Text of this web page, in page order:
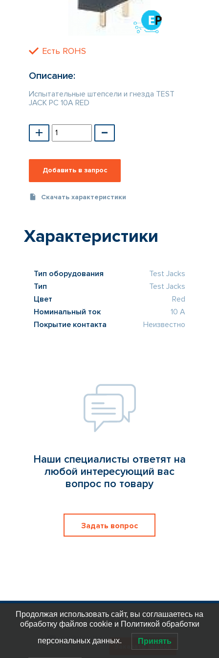
Есть ROHS
Описание:
Испытательные штепсели и гнезда TEST
JACK PC 10A RED
Скачать характеристики
Характеристики
Тип оборудования
Test Jacks
Тип
Test Jacks
Цвет
Red
Номинальный ток
10 A
Покрытие контакта
Неизвестно
Наши специалисты ответят на
любой интересующий вас
вопрос по товару
Задать вопрос
eplast_30
org@eplast1.ru
8 812 309 58 32
Заказать звонок
Продолжая использовать сайт, вы соглашаетесь на
обработку файлов cookie и Политикой обработки
персональных данных. Принять